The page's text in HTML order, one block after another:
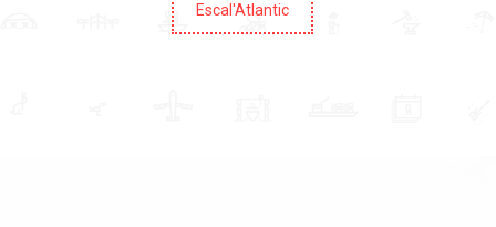
Escal'Atlantic